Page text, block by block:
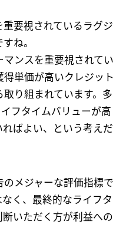
要視されているラグジ
ね。
ンスを重要視されてい
単価が高いクレジット
り組まれています。多
フタイムバリューが高
ばよい、という考えだ
メジャーな評価指標で
く、最終的なライフタ
いただく方が利益への